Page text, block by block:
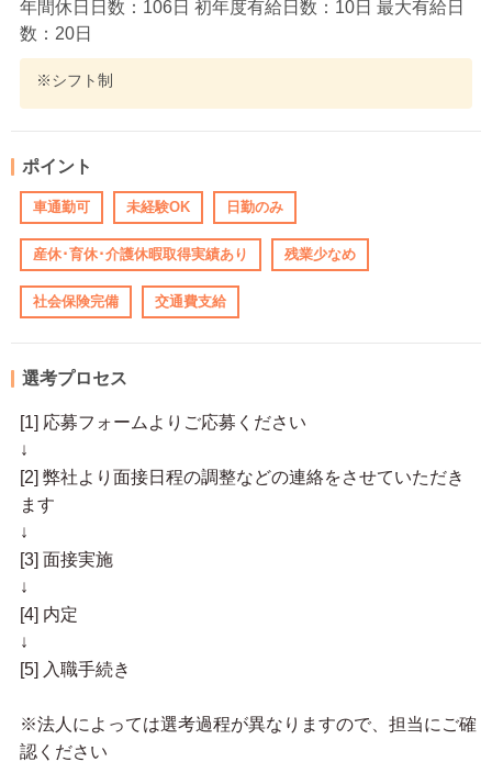
年間休日日数：106日 初年度有給日数：10日 最大有給日
数：20日
※シフト制
ポイント
車通勤可 未経験OK 日勤のみ
産休･育休･介護休暇取得実績あり 残業少なめ
社会保険完備 交通費支給
選考プロセス
[1] 応募フォームよりご応募ください
↓
[2] 弊社より面接日程の調整などの連絡をさせていただき
ます
↓
[3] 面接実施
↓
[4] 内定
↓
[5] 入職手続き
※法人によっては選考過程が異なりますので、担当にご確
認ください